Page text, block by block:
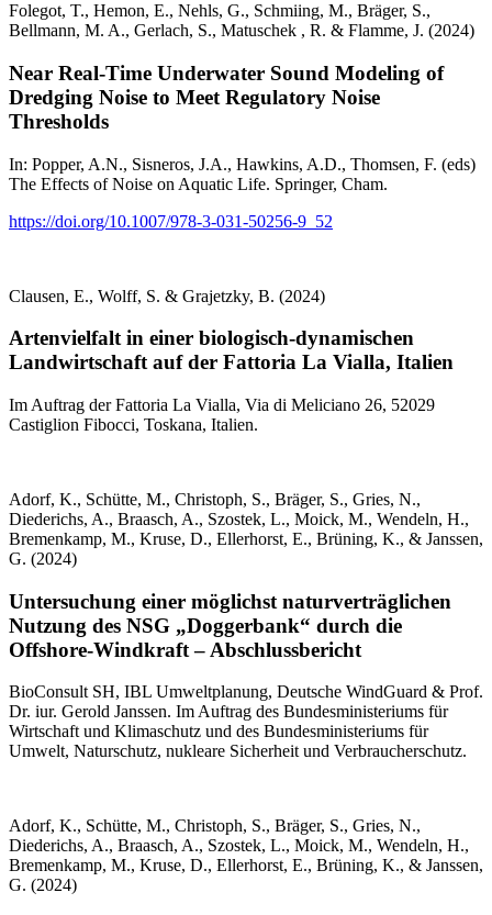
Folegot, T., Hemon, E., Nehls, G., Schmiing, M., Bräger, S.,
Bellmann, M. A., Gerlach, S., Matuschek , R. & Flamme, J. (2024)
Near Real-Time Underwater Sound Modeling of
Dredging Noise to Meet Regulatory Noise
Thresholds
In: Popper, A.N., Sisneros, J.A., Hawkins, A.D., Thomsen, F. (eds)
The Effects of Noise on Aquatic Life. Springer, Cham.
https://doi.org/10.1007/978-3-031-50256-9_52
Clausen, E., Wolff, S. & Grajetzky, B. (2024)
Artenvielfalt in einer biologisch-dynamischen
Landwirtschaft auf der Fattoria La Vialla, Italien
Im Auftrag der Fattoria La Vialla, Via di Meliciano 26, 52029
Castiglion Fibocci, Toskana, Italien.
Adorf, K., Schütte, M., Christoph, S., Bräger, S., Gries, N.,
Diederichs, A., Braasch, A., Szostek, L., Moick, M., Wendeln, H.,
Bremenkamp, M., Kruse, D., Ellerhorst, E., Brüning, K., & Janssen,
G. (2024)
Untersuchung einer möglichst naturverträglichen
Nutzung des NSG „Doggerbank“ durch die
Offshore-Windkraft – Abschlussbericht
BioConsult SH, IBL Umweltplanung, Deutsche WindGuard & Prof.
Dr. iur. Gerold Janssen. Im Auftrag des Bundesministeriums für
Wirtschaft und Klimaschutz und des Bundesministeriums für
Umwelt, Naturschutz, nukleare Sicherheit und Verbraucherschutz.
Adorf, K., Schütte, M., Christoph, S., Bräger, S., Gries, N.,
Diederichs, A., Braasch, A., Szostek, L., Moick, M., Wendeln, H.,
Bremenkamp, M., Kruse, D., Ellerhorst, E., Brüning, K., & Janssen,
G. (2024)